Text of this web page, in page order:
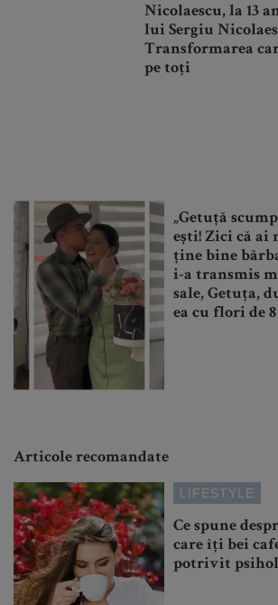
Nicolaescu, la 13
lui Sergiu
Transformarea
pe toți
„Getuță
ești! Zici că ai
ține bine
i-a transmis
sale, Getuța,
ea cu flori de
Articole recomandate
LIFESTYLE
Ce spune
care îți bei
potrivit